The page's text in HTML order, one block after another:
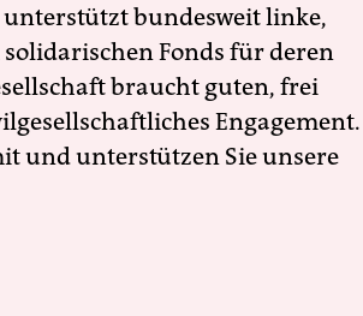
bundesweit linke,
Fonds für deren
braucht guten, frei
Engagement.
und unterstützen Sie unsere